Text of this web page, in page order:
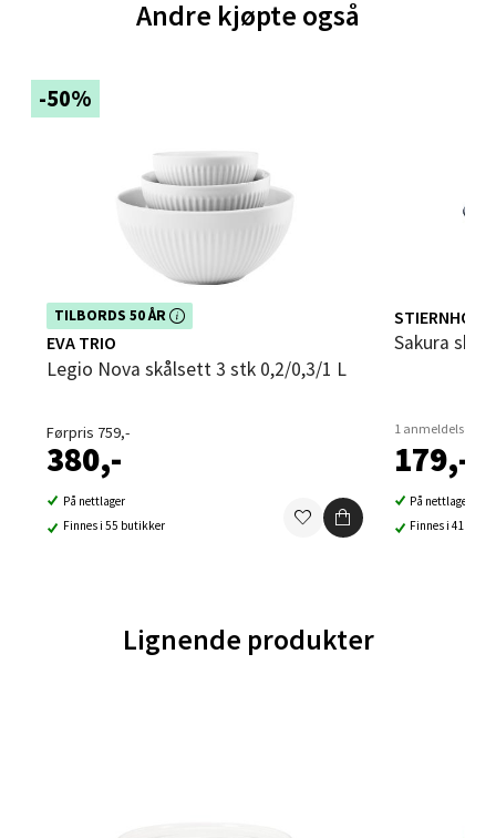
Andre kjøpte også
-50%
TILBORDS 50 ÅR
Dette produktet er inkludert i vår kampanje. Benytt
deg av rabatten i dag!
EVA TRIO
Legio Nova skålsett 3 stk 0,2/0,3/1 L
Førpris 759,-
380,-
På nettlager
Finnes i 55 butikker
STIERNHOLM
Sakura
1 anmeldelse
179,-
På nettlager
Finnes i 41
Lignende produkter
Sandvika - Thon Senter Sandvika
Åpent i dag 10-21
0 i butikk
Bergen - Thon Senter Sartor
Sartorvegen 12, 5353 Straume
Åpent i dag 10-21
Velg
Åpent i dag 09-21